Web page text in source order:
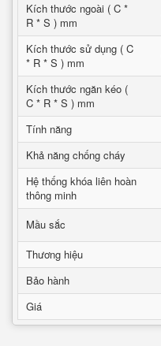
Kích thước ngoài ( C *
R * S ) mm
Kích thước sử dụng ( C
* R * S ) mm
Kích thước ngăn kéo (
C * R * S ) mm
Tính năng
Khả năng chống cháy
Hệ thống khóa liên hoàn
thông minh
Mầu sắc
Thương hiệu
Bảo hành
Giá